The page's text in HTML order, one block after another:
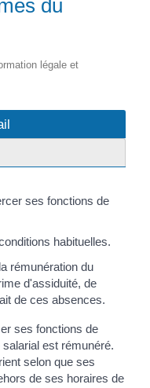
du
légale et
ses fonctions de
habituelles.
rémunération du
d'assiduité, de
de ces absences.
ses fonctions de
est rémunéré.
selon que ses
de ses horaires de